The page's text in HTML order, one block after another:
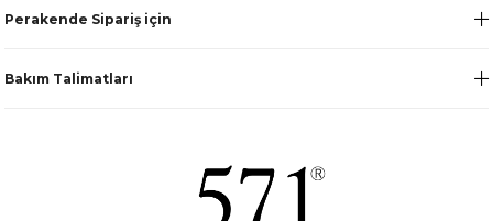
Perakende Sipariş için
Bakım Talimatları